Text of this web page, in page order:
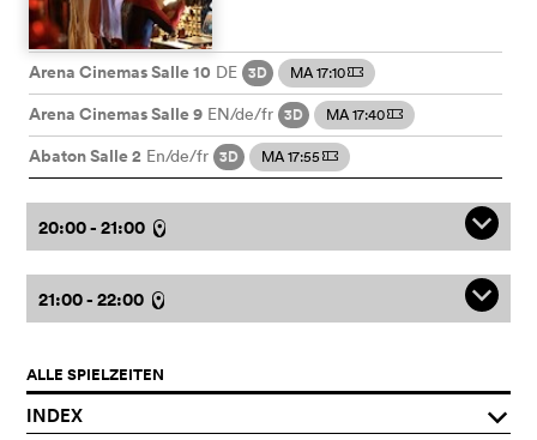
Arena Cinemas Salle 10 DE 3D MA 17:10m
Arena Cinemas Salle 9 EN/de/fr 3D MA 17:40m
Abaton Salle 2 En/de/fr 3D MA 17:55 m
20:00 - 21:00 l q
21:00 - 22:00 l q
ALLE SPIELZEITEN
INDEX q